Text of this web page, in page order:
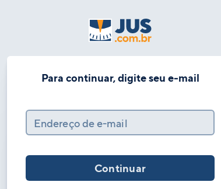
Para continuar, digite seu e-mail
Endereço de e-mail
Continuar